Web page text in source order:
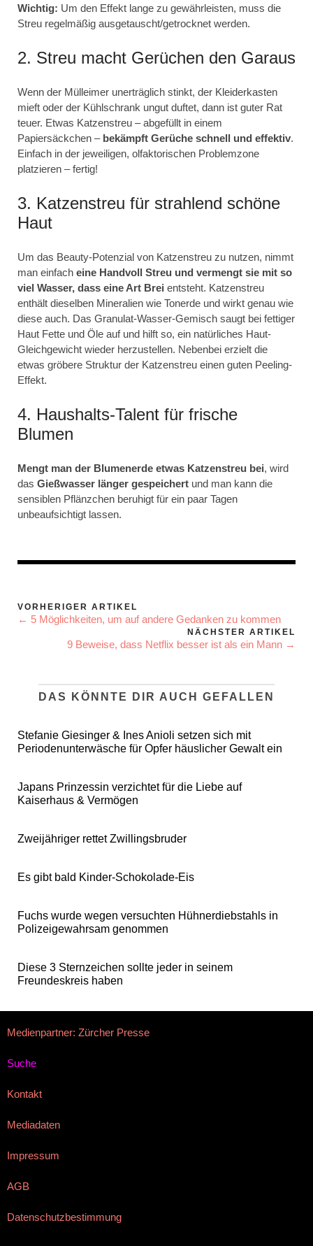
Wichtig: Um den Effekt lange zu gewährleisten, muss die
Streu regelmäßig ausgetauscht/getrocknet werden.
2. Streu macht Gerüchen den Garaus
Wenn der Mülleimer unerträglich stinkt, der Kleiderkasten
mieft oder der Kühlschrank ungut duftet, dann ist guter Rat
teuer. Etwas Katzenstreu – abgefüllt in einem
Papiersäckchen – bekämpft Gerüche schnell und effektiv.
Einfach in der jeweiligen, olfaktorischen Problemzone
platzieren – fertig!
3. Katzenstreu für strahlend schöne
Haut
Um das Beauty-Potenzial von Katzenstreu zu nutzen, nimmt
man einfach eine Handvoll Streu und vermengt sie mit so
viel Wasser, dass eine Art Brei entsteht. Katzenstreu
enthält dieselben Mineralien wie Tonerde und wirkt genau wie
diese auch. Das Granulat-Wasser-Gemisch saugt bei fettiger
Haut Fette und Öle auf und hilft so, ein natürliches Haut-
Gleichgewicht wieder herzustellen. Nebenbei erzielt die
etwas gröbere Struktur der Katzenstreu einen guten Peeling-
Effekt.
4. Haushalts-Talent für frische
Blumen
Mengt man der Blumenerde etwas Katzenstreu bei, wird
das Gießwasser länger gespeichert und man kann die
sensiblen Pflänzchen beruhigt für ein paar Tagen
unbeaufsichtigt lassen.
VORHERIGER ARTIKEL
← 5 Möglichkeiten, um auf andere Gedanken zu kommen
NÄCHSTER ARTIKEL
9 Beweise, dass Netflix besser ist als ein Mann →
DAS KÖNNTE DIR AUCH GEFALLEN
Stefanie Giesinger & Ines Anioli setzen sich mit
Periodenunterwäsche für Opfer häuslicher Gewalt ein
Japans Prinzessin verzichtet für die Liebe auf
Kaiserhaus & Vermögen
Zweijähriger rettet Zwillingsbruder
Es gibt bald Kinder-Schokolade-Eis
Fuchs wurde wegen versuchten Hühnerdiebstahls in
Polizeigewahrsam genommen
Diese 3 Sternzeichen sollte jeder in seinem
Freundeskreis haben
Medienpartner: Zürcher Presse
Suche
Kontakt
Mediadaten
Impressum
AGB
Datenschutzbestimmung